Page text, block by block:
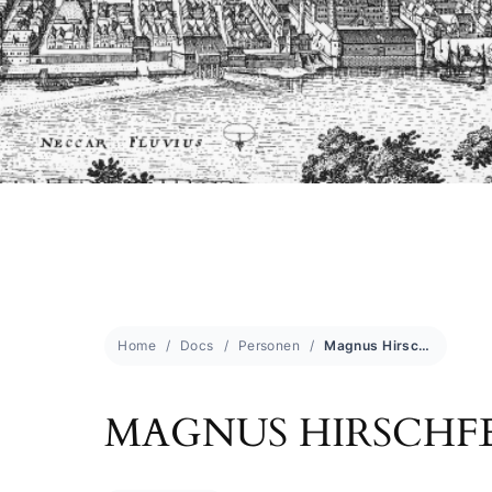
Home Docs Personen Magnus Hirschfeld
MAGNUS